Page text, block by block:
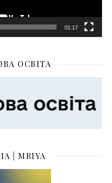
01:17
ОСВІТА
| MRIYA